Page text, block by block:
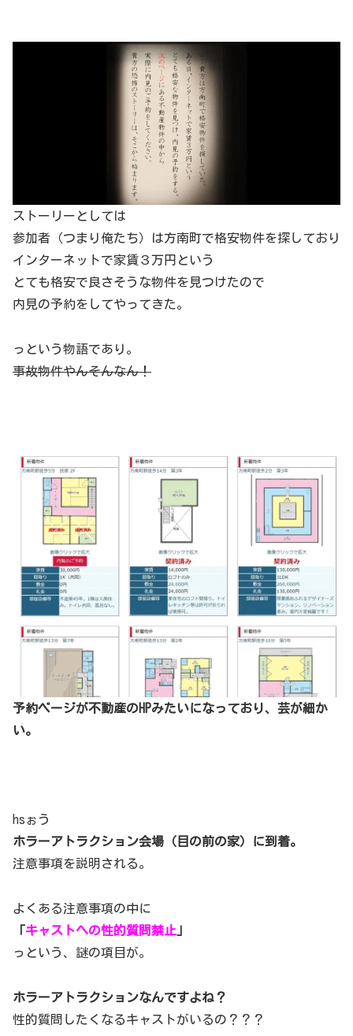
ストーリーとしては
参加者（つまり俺たち）は方南町で格安物件を探しており
インターネットで家賃３万円という
とても格安で良さそうな物件を見つけたので
内見の予約をしてやってきた。
っという物語であり。
事故物件やんそんなん！
予約ページが不動産のHPみたいになっており、芸が細か
い。
hsぉう
ホラーアトラクション会場（目の前の家）に到着。
注意事項を説明される。
よくある注意事項の中に
「キャストへの性的質問禁止
っという、謎の項目が。
ホラーアトラクションなんですよね？
性的質問したくなるキャストがいるの？？？